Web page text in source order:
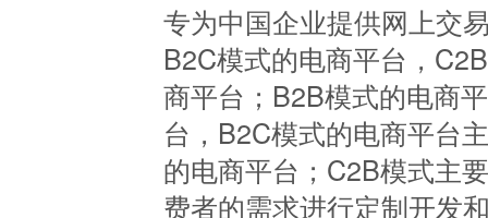
专为中国企业提供网上交
B2C模式的电商平台，
商平台；B2B模式的电商
台，B2C模式的电商平台
的电商平台；C2B模式主
费者的需求进行定制开发